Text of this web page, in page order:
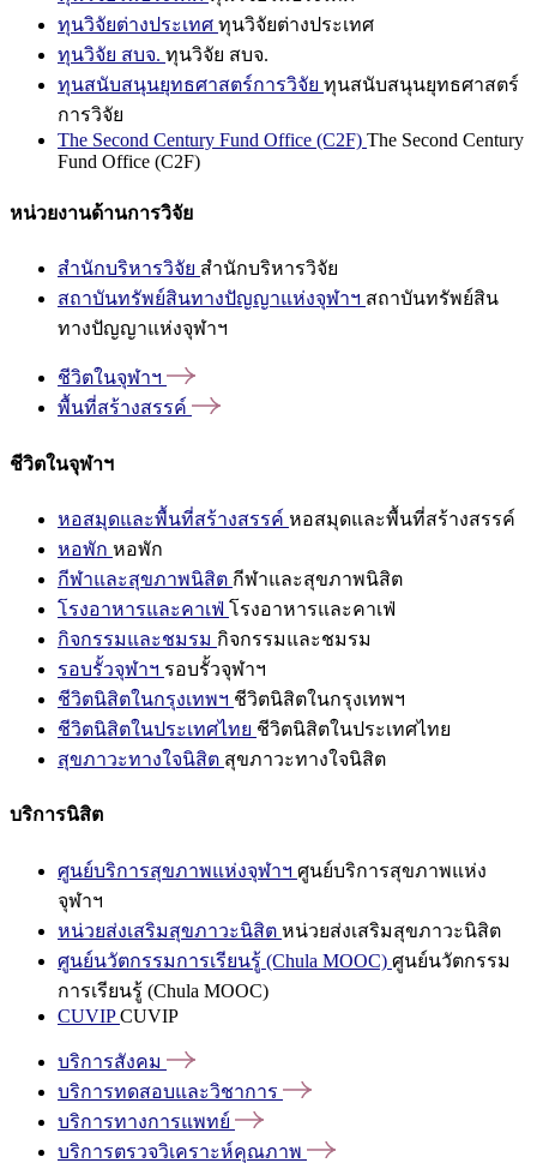
ทุนวิจัยต่างประเทศ ทุนวิจัยต่างประเทศ
ทุนวิจัย สบจ. ทุนวิจัย สบจ.
ทุนสนับสนุนยุทธศาสตร์การวิจัย ทุนสนับสนุนยุทธศาสตร์
การวิจัย
The Second Century Fund Office (C2F) The Second Century
Fund Office (C2F)
หน่วยงานด้านการวิจัย
สำนักบริหารวิจัย สำนักบริหารวิจัย
สถาบันทรัพย์สินทางปัญญาแห่งจุฬาฯ สถาบันทรัพย์สิน
ทางปัญญาแห่งจุฬาฯ
ชีวิตในจุฬาฯ
พื้นที่สร้างสรรค์
ชีวิตในจุฬาฯ
หอสมุดและพื้นที่สร้างสรรค์ หอสมุดและพื้นที่สร้างสรรค์
หอพัก หอพัก
กีฬาและสุขภาพนิสิต กีฬาและสุขภาพนิสิต
โรงอาหารและคาเฟ่ โรงอาหารและคาเฟ่
กิจกรรมและชมรม กิจกรรมและชมรม
รอบรั้วจุฬาฯ รอบรั้วจุฬาฯ
ชีวิตนิสิตในกรุงเทพฯ ชีวิตนิสิตในกรุงเทพฯ
ชีวิตนิสิตในประเทศไทย ชีวิตนิสิตในประเทศไทย
สุขภาวะทางใจนิสิต สุขภาวะทางใจนิสิต
บริการนิสิต
ศูนย์บริการสุขภาพแห่งจุฬาฯ ศูนย์บริการสุขภาพแห่ง
จุฬาฯ
หน่วยส่งเสริมสุขภาวะนิสิต หน่วยส่งเสริมสุขภาวะนิสิต
ศูนย์นวัตกรรมการเรียนรู้ (Chula MOOC) ศูนย์นวัตกรรม
การเรียนรู้ (Chula MOOC)
CUVIPCUVIP
บริการสังคม
บริการทดสอบและวิชาการ
บริการทางการแพทย์
บริการตรวจวิเคราะห์คุณภาพ